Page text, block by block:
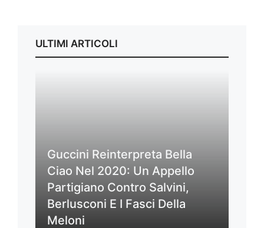
ULTIMI ARTICOLI
Guccini Reinterpreta Bella
Ciao Nel 2020: Un Appello
Partigiano Contro Salvini,
Berlusconi E I Fasci Della
Meloni